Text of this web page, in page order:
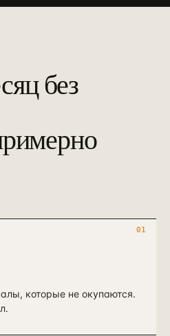
без
01
которые не окупаются.